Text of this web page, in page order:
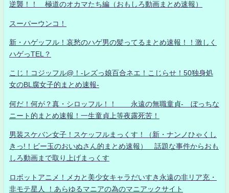
逆襲！！ 極道のオカマたち編（おもしろ動画まとめ速報）
スーパーウンコ！
新・ハゲッフル！哀愁のハゲ男の髪ってるまとめ速報！！激しく
ハゲっTEL？
こじ！コジッフル@！-レズっ娘百合ネエ！こじらせ！50独身処
女のBL腐女子的まとめ速報-
何だ！何が？真・シロッフル！！ 永遠の無職童貞- ぼっちな
ニート的まとめ速報！一生童貞上等夜露死苦！
男装スケバン女子！スケッフルまっくす！（新・ナンノひゃくし
きっ!！ビー玉のおいぬさん的まとめ速報） 話題な事件からおも
しろ動画まで取り上げまっくす
ロボットアニメ！メカと美少女キャラだいすき永遠の非リア充・
非モテ星人 ！あらゆるマニアの為のマニアックサイト